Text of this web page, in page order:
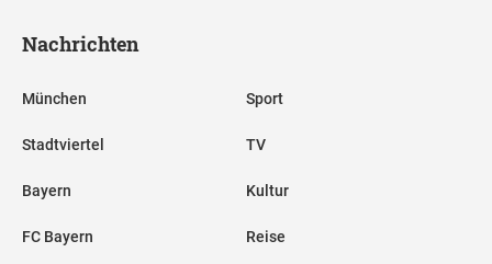
Nachrichten
München
Stadtviertel
Bayern
FC Bayern
Sport
TV
Kultur
Reise